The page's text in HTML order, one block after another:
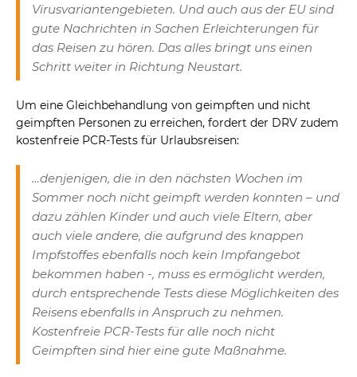
Virusvariantengebieten. Und auch aus der EU sind
gute Nachrichten in Sachen Erleichterungen für
das Reisen zu hören. Das alles bringt uns einen
Schritt weiter in Richtung Neustart.
Um eine Gleichbehandlung von geimpften und nicht
geimpften Personen zu erreichen, fordert der DRV zudem
kostenfreie PCR-Tests für Urlaubsreisen:
…denjenigen, die in den nächsten Wochen im
Sommer noch nicht geimpft werden konnten – und
dazu zählen Kinder und auch viele Eltern, aber
auch viele andere, die aufgrund des knappen
Impfstoffes ebenfalls noch kein Impfangebot
bekommen haben -, muss es ermöglicht werden,
durch entsprechende Tests diese Möglichkeiten des
Reisens ebenfalls in Anspruch zu nehmen.
Kostenfreie PCR-Tests für alle noch nicht
Geimpften sind hier eine gute Maßnahme.